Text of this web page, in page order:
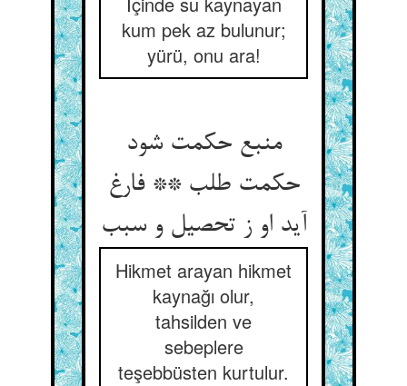
kum pek az bulunur;
yürü, onu ara!
منبع حکمت شود
حکمت طلب ** فارغ
Hikmet arayan hikmet
kaynağı olur,
tahsilden ve
sebeplere
teşebbüsten kurtulur.